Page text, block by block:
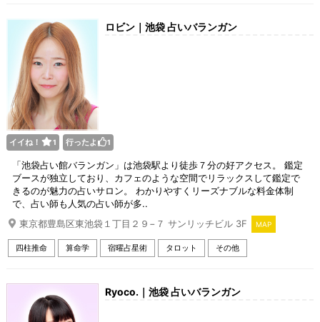
ロビン｜池袋 占いバランガン
イイね！ 1 行ったよ 1
「池袋占い館バランガン」は池袋駅より徒歩７分の好アクセス。 鑑定
ブースが独立しており、カフェのような空間でリラックスして鑑定で
きるのが魅力の占いサロン。 わかりやすくリーズナブルな料金体制
で、占い師も人気の占い師が多..
東京都豊島区東池袋１丁目２９−７ サンリッチビル 3F
MAP
四柱推命 算命学 宿曜占星術 タロット その他
Ryoco.｜池袋 占いバランガン